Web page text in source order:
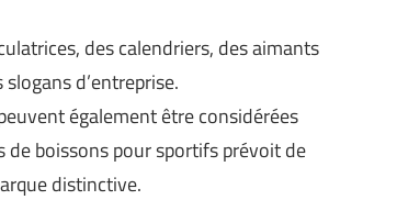
des calendriers, des aimants
d’entreprise.
également être considérées
boissons pour sportifs prévoit de
distinctive.